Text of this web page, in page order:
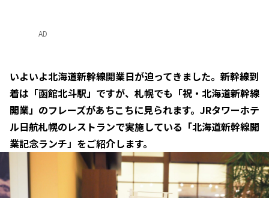
AD
いよいよ北海道新幹線開業日が迫ってきました。新幹線到
着は「函館北斗駅」ですが、札幌でも「祝・北海道新幹線
開業」のフレーズがあちこちに見られます。JRタワーホテ
ル日航札幌のレストランで実施している「北海道新幹線開
業記念ランチ」をご紹介します。